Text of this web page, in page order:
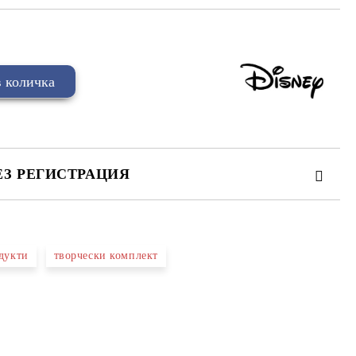
РЕГИСТРАЦИЯ
творчески комплект